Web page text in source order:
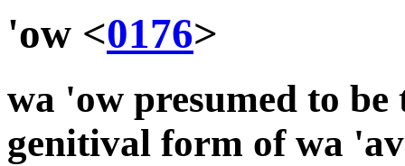
'ow <0176>
wa 'ow presumed to
genitival form of wa 'av